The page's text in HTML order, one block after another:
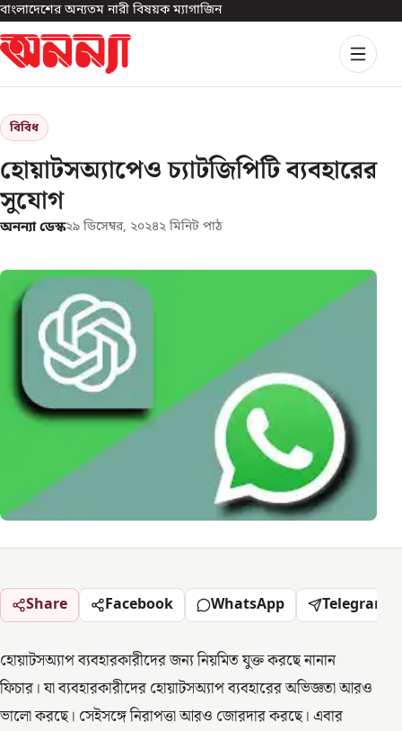
বাংলাদেশের অন্যতম নারী বিষয়ক ম্যাগাজিন
বিবিধ
হোয়াটসঅ্যাপেও চ্যাটজিপিটি ব্যবহারের
সুযোগ
অনন্যা ডেস্ক২৯ ডিসেম্বর, ২০২৪২ মিনিট পাঠ
Share Facebook WhatsApp Telegram
হোয়াটসঅ্যাপ ব্যবহারকারীদের জন্য নিয়মিত যুক্ত করছে নানান
ফিচার। যা ব্যবহারকারীদের হোয়াটসঅ্যাপ ব্যবহারের অভিজ্ঞতা আরও
ভালো করছে। সেইসঙ্গে নিরাপত্তা আরও জোরদার করছে। এবার